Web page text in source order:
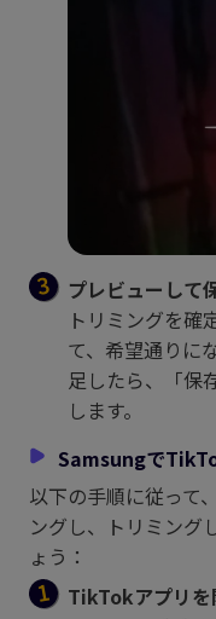
プレビューして
トリミングを確
て、希望通りに
足したら、「保
します。
Samsungで
以下の手順に従って
ングし、トリミング
ょう：
TikTokアプリを